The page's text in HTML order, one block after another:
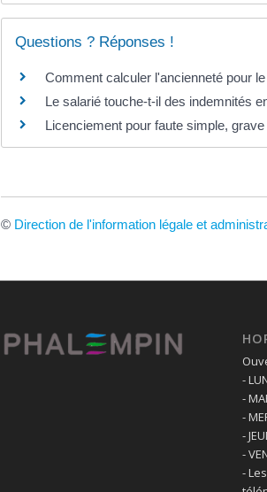
Questions ? Réponses !
Comment calculer l'ancienneté pour
Le salarié touche-t-il des indemnités
Licenciement pour faute simple,
© Direction de l'information légale et
-
-
-
-
-
-